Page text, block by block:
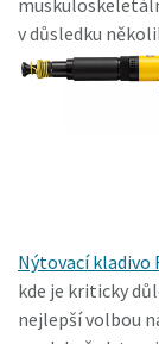
v důsledku
Nýtovací kladivo
kde je kriticky
nejlepší volbou